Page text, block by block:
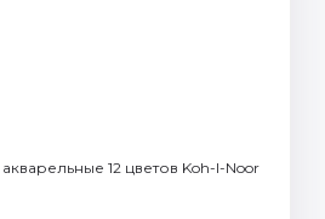
12 цветов Koh-I-Noor